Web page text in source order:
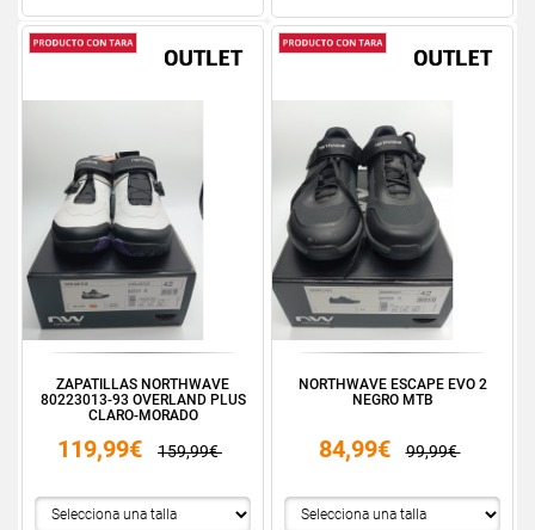
ZAPATILLAS NORTHWAVE
80223013-93 OVERLAND PLUS
CLARO-MORADO
119,99€ 159,99€
NORTHWAVE ESCAPE EVO 2
NEGRO MTB
84,99€ 99,99€